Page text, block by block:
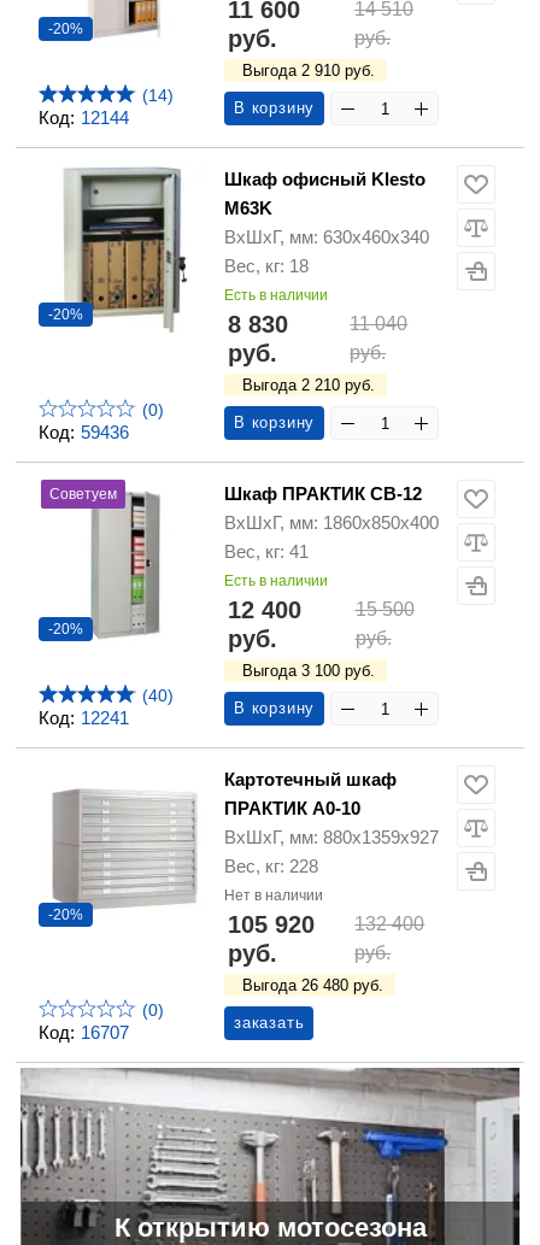
Код: 12144
-20%
(14)
11 600
руб.
14 510
руб.
Выгода 2 910 руб.
В корзину
Код: 59436
-20%
(0)
Шкаф офисный Klesto
M63K
ВхШхГ, мм: 630х460х340
Вес, кг: 18
Есть в наличии
8 830
руб.
11 040
руб.
Выгода 2 210 руб.
В корзину
Код: 12241
Советуем
-20%
(40)
Шкаф ПРАКТИК СВ-12
ВхШхГ, мм: 1860х850х400
Вес, кг: 41
Есть в наличии
12 400
руб.
15 500
руб.
Выгода 3 100 руб.
В корзину
Код: 16707
-20%
(0)
Картотечный шкаф
ПРАКТИК A0-10
ВхШхГ, мм: 880х1359х927
Вес, кг: 228
Нет в наличии
105 920
руб.
132 400
руб.
Выгода 26 480 руб.
заказать
К открытию мотосезона